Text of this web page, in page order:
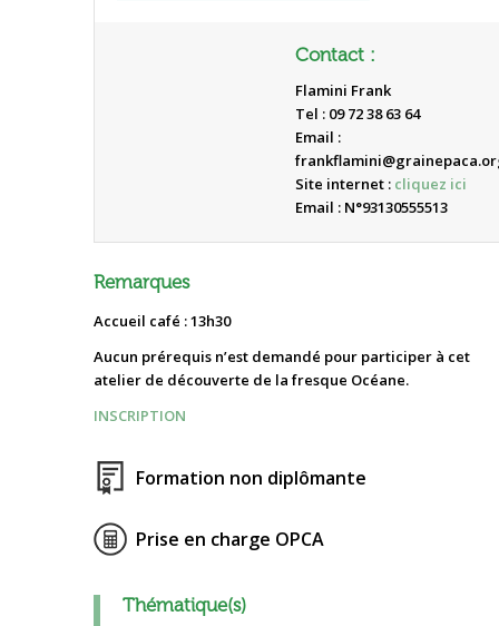
Contact :
Flamini Frank
Tel : 09 72 38 63 64
Email :
Site internet : cliquez ici
Email : N°93130555513
Remarques
Accueil café : 13h30
Aucun prérequis n’est demandé pour participer à cet
atelier de découverte de la fresque Océane.
INSCRIPTION
Formation non diplômante
Prise en charge OPCA
Thématique(s)